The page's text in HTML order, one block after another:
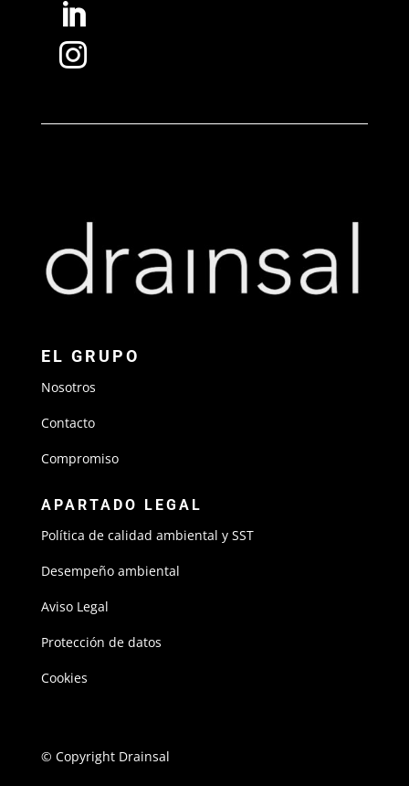


EL GRUPO
Nosotros
Contacto
Compromiso
APARTADO LEGAL
Política de calidad ambiental y SST
Desempeño ambiental
Aviso Legal
Protección de datos
Cookies
© Copyright Drainsal